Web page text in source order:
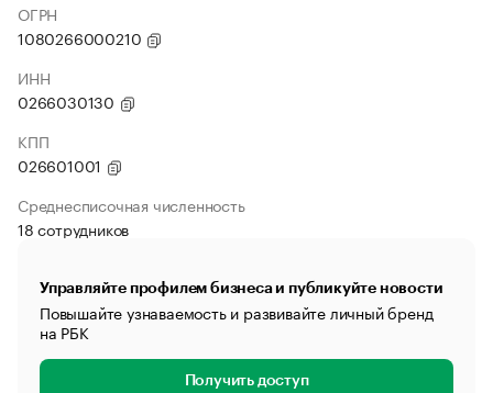
ОГРН
1080266000210
ИНН
0266030130
КПП
026601001
Среднесписочная численность
18 сотрудников
Управляйте профилем бизнеса и публикуйте новости
Повышайте узнаваемость и развивайте личный бренд
на РБК
Получить доступ